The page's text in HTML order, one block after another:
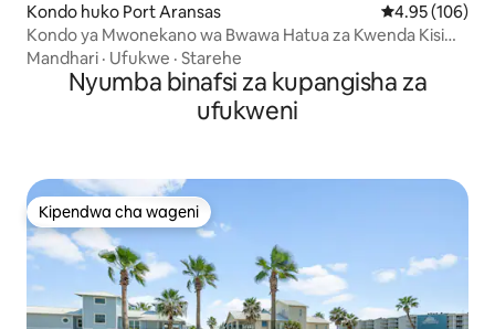
Kondo huko Port Aransas Ukadiriaji wa
4.95 (106)
Kondo ya Mwonekano wa Bwawa Hatua za Kwenda Kisiwa
cha Mapumziko cha Ufukweni
Mandhari · Ufukwe · Starehe
Nyumba binafsi za kupangisha za
ufukweni
Kipendwa cha wageni
Kipendwa cha wageni